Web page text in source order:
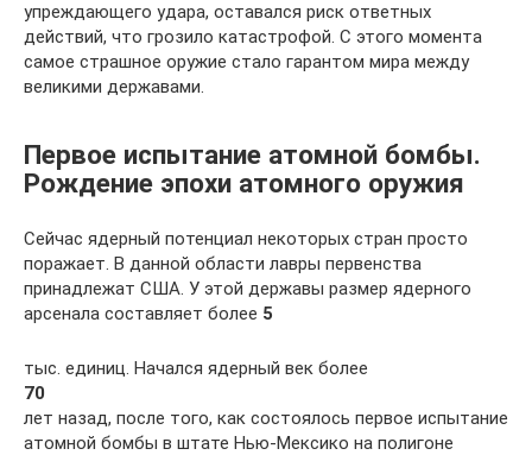
упреждающего удара, оставался риск ответных
действий, что грозило катастрофой. С этого момента
самое страшное оружие стало гарантом мира между
великими державами.
Первое испытание атомной бомбы.
Рождение эпохи атомного оружия
Сейчас ядерный потенциал некоторых стран просто
поражает. В данной области лавры первенства
принадлежат США. У этой державы размер ядерного
арсенала составляет более 5
тыс. единиц. Начался ядерный век более
70
лет назад, после того, как состоялось первое испытание
атомной бомбы в штате Нью-Мексико на полигоне